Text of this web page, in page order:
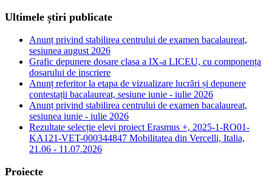
Ultimele știri publicate
Anunț privind stabilirea centrului de examen bacalaureat,
sesiunea august 2026
Grafic depunere dosare clasa a IX-a LICEU, cu componența
dosarului de inscriere
Anunț referitor la etapa de vizualizare lucrări și depunere
contestații bacalaureat, sesiune iunie - iulie 2026
Anunț privind stabilirea centrului de examen bacalaureat,
sesiunea iunie - iulie 2026
Rezultate selecție elevi proiect Erasmus +, 2025-1-RO01-
KA121-VET-000344847 Mobilitatea din Vercelli, Italia,
21.06 - 11.07.2026
Proiecte